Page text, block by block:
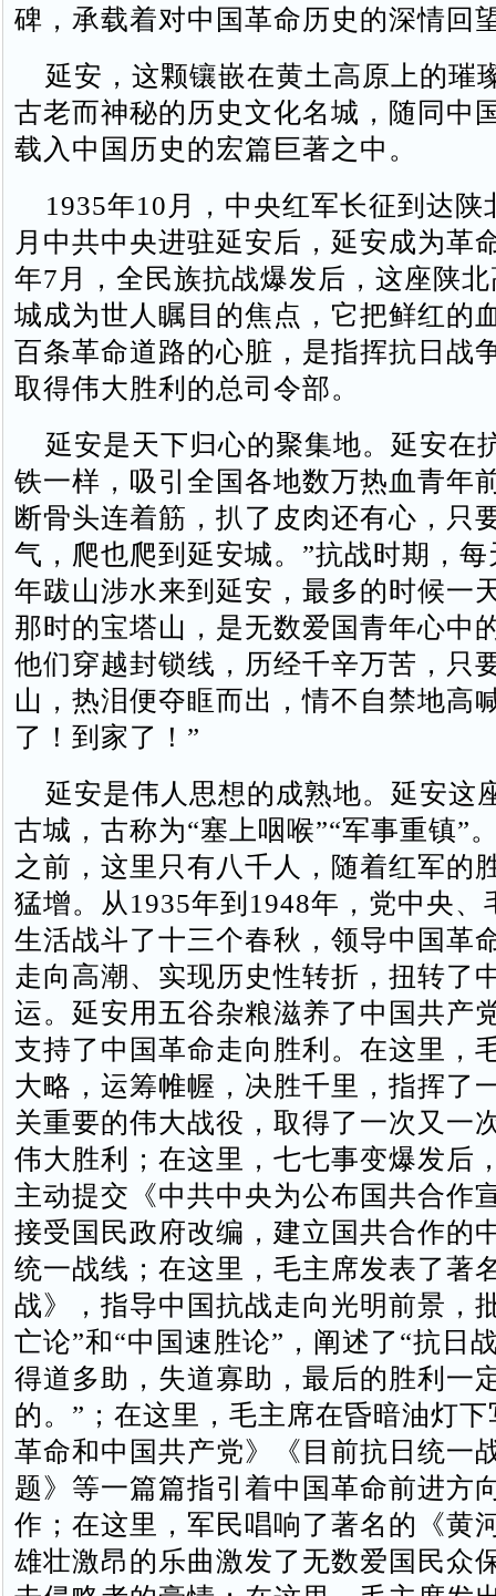
碑，承载着对中国革命历史的深情回
延安，这颗镶嵌在黄土高原上的璀
古老而神秘的历史文化名城，随同中
载入中国历史的宏篇巨著之中。
1935年10月，中央红军长征到达陕
月中共中央进驻延安后，延安成为革
年7月，全民族抗战爆发后，这座陕
城成为世人瞩目的焦点，它把鲜红的
百条革命道路的心脏，是指挥抗日战
取得伟大胜利的总司令部。
延安是天下归心的聚集地。延安在
铁一样，吸引全国各地数万热血青年
断骨头连着筋，扒了皮肉还有心，只
气，爬也爬到延安城。”抗战时期，
年跋山涉水来到延安，最多的时候一
那时的宝塔山，是无数爱国青年心中
他们穿越封锁线，历经千辛万苦，只
山，热泪便夺眶而出，情不自禁地高
了！到家了！”
延安是伟人思想的成熟地。延安这
古城，古称为“塞上咽喉”“军事重镇”
之前，这里只有八千人，随着红军的
猛增。从1935年到1948年，党中央、
生活战斗了十三个春秋，领导中国革
走向高潮、实现历史性转折，扭转了
运。延安用五谷杂粮滋养了中国共产
支持了中国革命走向胜利。在这里，
大略，运筹帷幄，决胜千里，指挥了
关重要的伟大战役，取得了一次又一
伟大胜利；在这里，七七事变爆发后
主动提交《中共中央为公布国共合作
接受国民政府改编，建立国共合作的
统一战线；在这里，毛主席发表了著
战》，指导中国抗战走向光明前景，
亡论”和“中国速胜论”，阐述了“抗日
得道多助，失道寡助，最后的胜利一
的。”；在这里，毛主席在昏暗油灯
革命和中国共产党》《目前抗日统一
题》等一篇篇指引着中国革命前进方
作；在这里，军民唱响了著名的《黄
雄壮激昂的乐曲激发了无数爱国民众